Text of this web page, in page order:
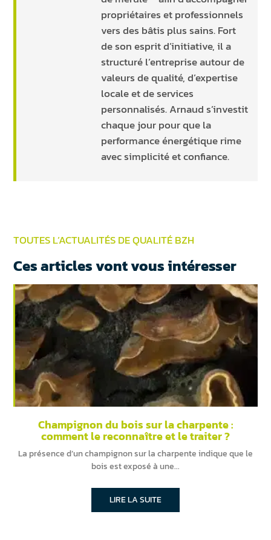
propriétaires et professionnels
vers des bâtis plus sains. Fort
de son esprit d’initiative, il a
structuré l’entreprise autour de
valeurs de qualité, d’expertise
locale et de services
personnalisés. Arnaud s’investit
chaque jour pour que la
performance énergétique rime
avec simplicité et confiance.
TOUTES L’ACTUALITÉS DE QUALITÉ BZH
Ces articles vont vous intéresser
Champignon du bois sur la charpente :
comment le reconnaître et le traiter ?
La présence d’un champignon sur la charpente indique que le
bois est exposé à une
LIRE LA SUITE